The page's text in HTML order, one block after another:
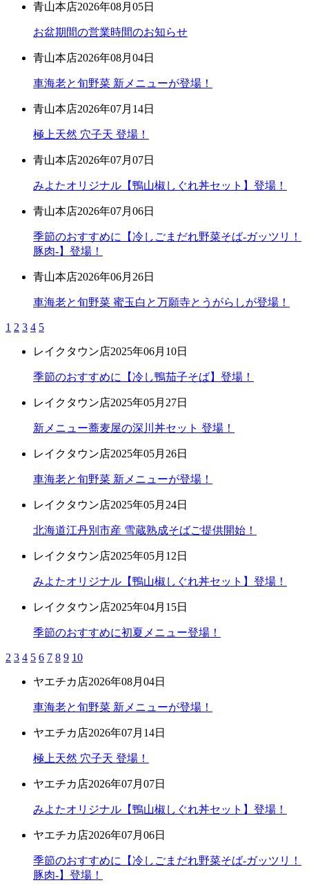
青山本店2026年08月05日
お盆期間の営業時間のお知らせ
青山本店2026年08月04日
車海老と旬野菜 新メニューが登場！
青山本店2026年07月14日
極上天然 穴子天 登場！
青山本店2026年07月07日
みよたオリジナル【鴨山椒しぐれ丼セット】登場！
青山本店2026年07月06日
季節のおすすめに【冷しごまだれ野菜そば-ガッツリ！
豚肉-】登場！
青山本店2026年06月26日
車海老と旬野菜 蜜玉白と万願寺とうがらしが登場！
1 2 3 4 5
レイクタウン店2025年06月10日
季節のおすすめに【冷し鴨茄子そば】登場！
レイクタウン店2025年05月27日
新メニュー蕎麦屋の深川丼セット 登場！
レイクタウン店2025年05月26日
車海老と旬野菜 新メニューが登場！
レイクタウン店2025年05月24日
北海道江丹別市産 雪蔵熟成そばご提供開始！
レイクタウン店2025年05月12日
みよたオリジナル【鴨山椒しぐれ丼セット】登場！
レイクタウン店2025年04月15日
季節のおすすめに初夏メニュー登場！
2 3 4 5 6 7 8 9 10
ヤエチカ店2026年08月04日
車海老と旬野菜 新メニューが登場！
ヤエチカ店2026年07月14日
極上天然 穴子天 登場！
ヤエチカ店2026年07月07日
みよたオリジナル【鴨山椒しぐれ丼セット】登場！
ヤエチカ店2026年07月06日
季節のおすすめに【冷しごまだれ野菜そば-ガッツリ！
豚肉-】登場！